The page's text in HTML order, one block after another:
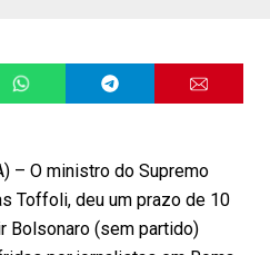
– O ministro do Supremo
Toffoli, deu um prazo de 10
Bolsonaro (sem partido)